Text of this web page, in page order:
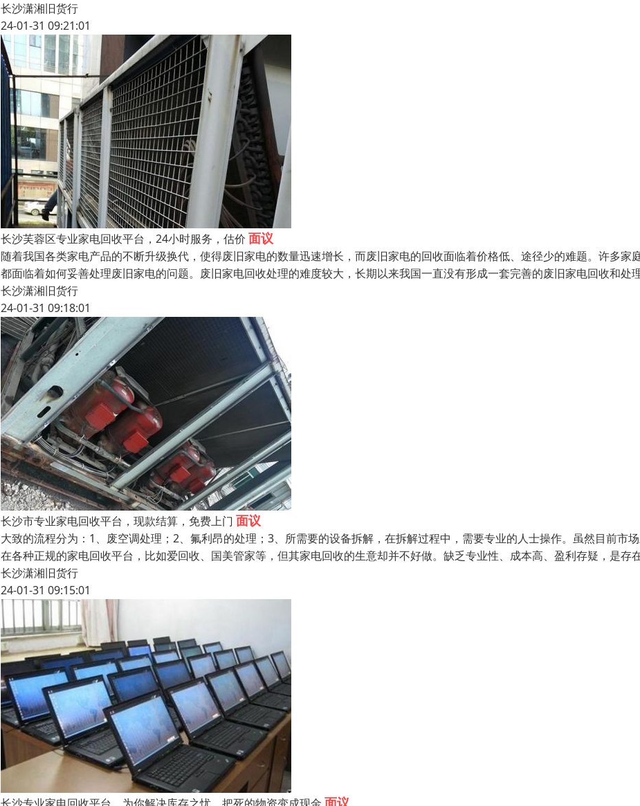
长沙潇湘旧货行
24-01-31 09:21:01
长沙芙蓉区专业家电回收平台，24小时服务，估价 面议
随着我国各类家电产品的不断升级换代，使得废旧家电的数量迅速增长，而废旧家电的回收面临着价格低、途径少的难题。许多家
都面临着如何妥善处理废旧家电的问题。废旧家电回收处理的难度较大，长期以来我国一直没有形成一套完善的废旧家电回收和处
长沙潇湘旧货行
24-01-31 09:18:01
长沙市专业家电回收平台，现款结算，免费上门 面议
大致的流程分为：1、废空调处理；2、氟利昂的处理；3、所需要的设备拆解，在拆解过程中，需要专业的人士操作。虽然目前市
在各种正规的家电回收平台，比如爱回收、国美管家等，但其家电回收的生意却并不好做。缺乏专业性、成本高、盈利存疑，是存
长沙潇湘旧货行
24-01-31 09:15:01
面议